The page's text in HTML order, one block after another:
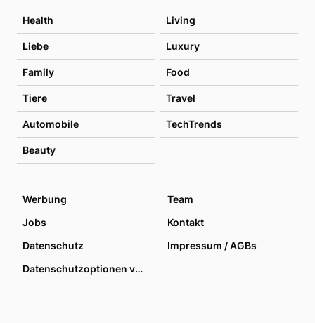
Health Living
Liebe Luxury
Family Food
Tiere Travel
Automobile TechTrends
Beauty
Werbung
Team
Jobs
Kontakt
Datenschutz
Impressum / AGBs
Datenschutzoptionen verwalten